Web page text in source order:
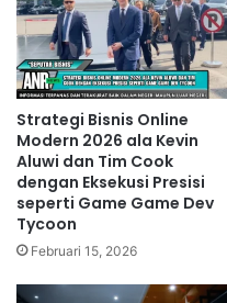
Strategi Bisnis Online
Modern 2026 ala Kevin
Aluwi dan Tim Cook
dengan Eksekusi Presisi
seperti Game Game Dev
Tycoon
Februari 15, 2026